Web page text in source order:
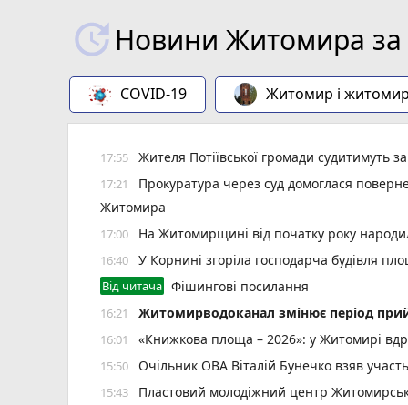
Новини Житомира за
COVID-19 Житомир і
17:55 Жителя Потіївської громади судитимуть
17:21
Прокуратура через суд домоглася
Житомира
17:00 На Житомирщині від початку року
16:40 У Корнині згоріла господарча будівля
Від читача Фішингові посилання
16:21 Житомирводоканал змінює період
16:01 «Книжкова площа – 2026»: у Житомирі
15:50 Очільник ОВА Віталій Бунечко взяв
15:43
Пластовий молодіжний центр